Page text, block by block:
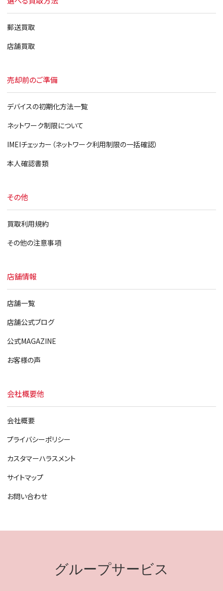
iPhone5
郵送買取
店舗買取
売却前のご準備
デバイスの初期化方法一覧
ネットワーク制限について
IMEIチェッカー（ネットワーク利用制限の一括確認）
本人確認書類
その他
買取利用規約
その他の注意事項
店舗情報
店舗一覧
店舗公式ブログ
公式MAGAZINE
お客様の声
会社概要他
会社概要
プライバシーポリシー
カスタマーハラスメント
サイトマップ
お問い合わせ
グループサービス